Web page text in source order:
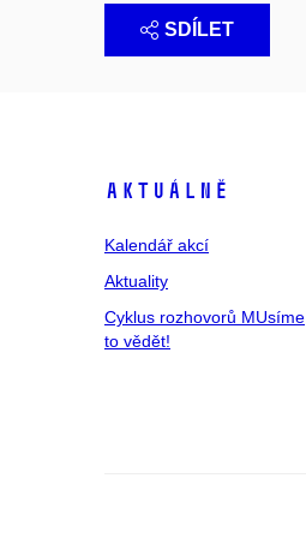
SDÍLET
Aktuálně
Kalendář akcí
Aktuality
Cyklus rozhovorů MUsíme
to vědět!